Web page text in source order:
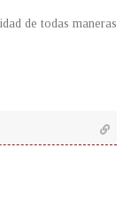
de todas maneras